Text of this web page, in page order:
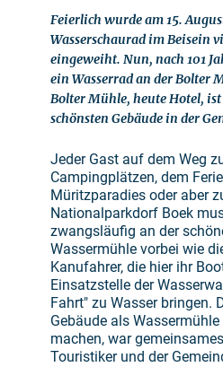
Feierlich wurde am 15.
Wasserschaurad im Beisein
eingeweiht. Nun, nach 101
ein Wasserrad an der Bolter
Bolter Mühle, heute Hotel,
schönsten Gebäude in der
Jeder Gast auf dem Weg
Campingplätzen, dem
Müritzparadies oder aber
Nationalparkdorf Boek
zwangsläufig an der
Wassermühle vorbei wie
Kanufahrer, die hier ihr
Einsatzstelle der
Fahrt" zu Wasser bringen.
Gebäude als
machen, war
Touristiker und der